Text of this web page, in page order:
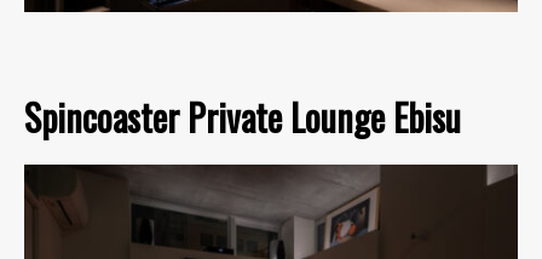
Spincoaster Private Lounge Ebisu